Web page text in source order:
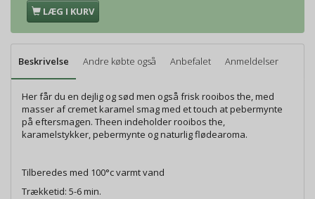
LÆG I KURV
Beskrivelse Andre købte også Anbefalet Anmeldelser
Her får du en dejlig og sød men også frisk rooibos the, med
masser af cremet karamel smag med et touch at pebermynte
på eftersmagen. Theen indeholder rooibos the,
karamelstykker, pebermynte og naturlig flødearoma.
Tilberedes med 100°c varmt vand
Trækketid: 5-6 min.